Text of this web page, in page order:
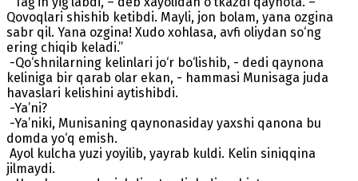
Qovoqlari shishib ketibdi. Mayli, jon bolam, yana ozgina
sabr qil. Yana ozgina! Xudo xohlasa, avfi oliydan so‘ng
ering chiqib keladi.”
-Qo‘shnilarning kelinlari jo‘r bo‘lishib, - dedi qaynona
keliniga bir qarab olar ekan, - hammasi Munisaga juda
havaslari kelishini aytishibdi.
-Ya’ni?
-Ya’niki, Munisaning qaynonasiday yaxshi qanona bu
domda yo‘q emish.
Ayol kulcha yuzi yoyilib, yayrab kuldi. Kelin siniqqina
jilmaydi.